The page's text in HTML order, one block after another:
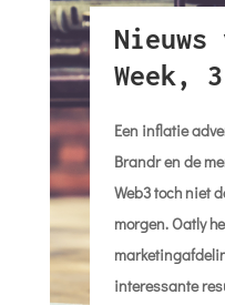
Nieuws
Week,
Een inflatie
Brandr en de
Web3 toch niet
morgen. Oatly
interessante